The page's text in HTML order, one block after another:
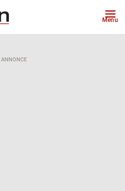
Menu
ANNONCE